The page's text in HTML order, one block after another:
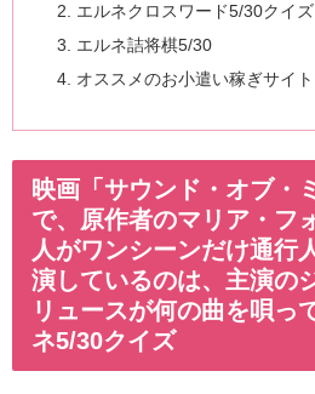
エルネクロスワード5/30クイズ
エルネ詰将棋5/30
オススメのお小遣い稼ぎサイト
映画「サウンド・オブ・
で、原作者のマリア・フ
人がワンシーンだけ通行
演しているのは、主演の
リュースが何の曲を唄っ
ネ5/30クイズ